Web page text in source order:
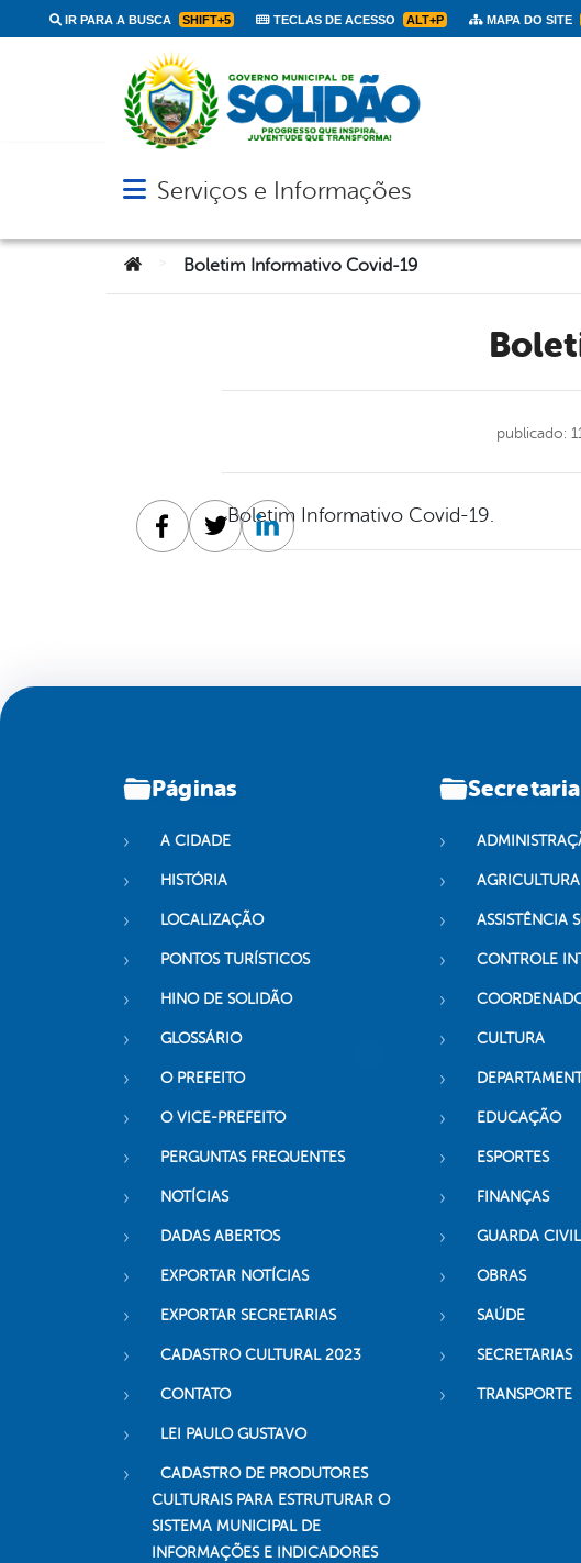
IR PARA A BUSCA SHIFT+5 TECLAS DE ACESSO ALT+P MAPA DO SITE
Abrir menu principal de navegação
Serviços e Informações
Você está aqui:Boletim Informativo Covid-19
publicado:
Boletim Informativo Covid-19.
Facebook
TwitterLinkedin
Páginas
A CIDADE
HISTÓRIA
LOCALIZAÇÃO
PONTOS TURÍSTICOS
HINO DE SOLIDÃO
GLOSSÁRIO
O PREFEITO
O VICE-PREFEITO
PERGUNTAS FREQUENTES
NOTÍCIAS
DADAS ABERTOS
EXPORTAR NOTÍCIAS
EXPORTAR SECRETARIAS
CADASTRO CULTURAL 2023
CONTATO
LEI PAULO GUSTAVO
CADASTRO DE PRODUTORES
CULTURAIS PARA ESTRUTURAR O
SISTEMA MUNICIPAL DE
INFORMAÇÕES E INDICADORES
AGRICULTURA
ASSISTÊNCIA
CONTROLE
CULTURA
EDUCAÇÃO
ESPORTES
FINANÇAS
GUARDA
OBRAS
SAÚDE
SECRETARIAS
TRANSPORTE